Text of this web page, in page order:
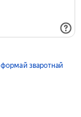
формай зваротнай